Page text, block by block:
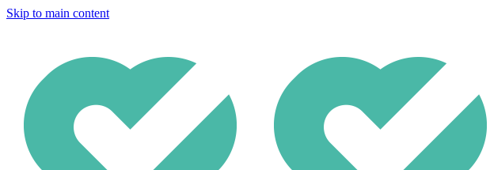
Skip to main content